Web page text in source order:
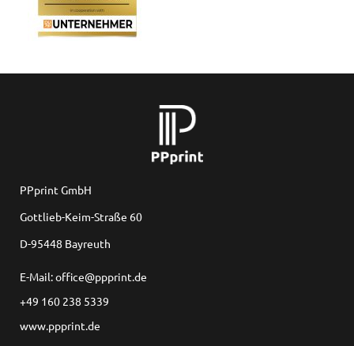
PPprint GmbH
Gottlieb-Keim-Straße 60
D-95448 Bayreuth
E-Mail: office@ppprint.de
+49 160 238 5339
www.ppprint.de